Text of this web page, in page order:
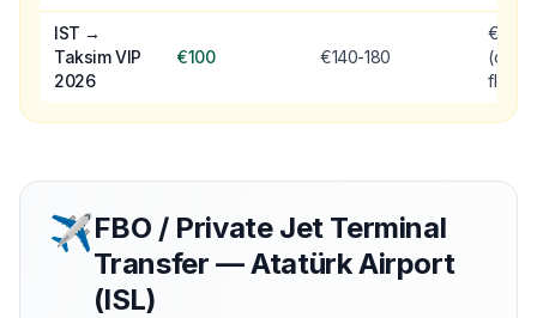
IST →
Taksim VIP
2026
€100 €140-180
€90
(older
fleet)
✈FBO / Private Jet Terminal
Transfer — Atatürk Airport
(ISL)